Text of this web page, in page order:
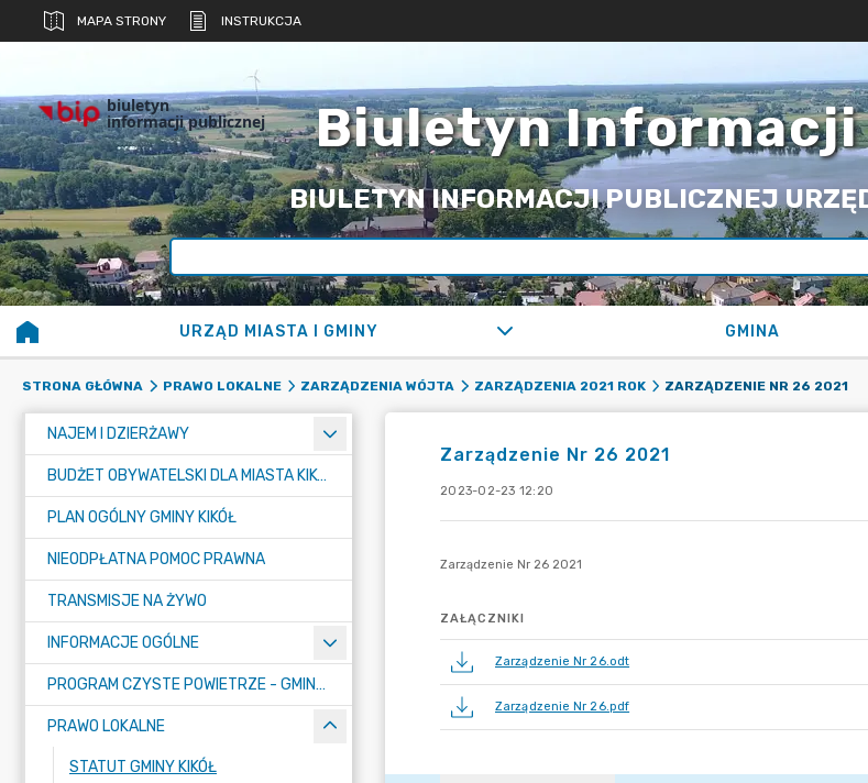
MAPA STRONY INSTRUKCJA
biuletyn
informacji publicznej Biuletyn Informacji
BIULETYN INFORMACJI PUBLICZNEJ
URZĄD MIASTA I GMINY GMINA
STRONA GŁÓWNA PRAWO LOKALNE ZARZĄDZENIA WÓJTA ZARZĄDZENIA 2021 ROK ZARZĄDZENIE NR 26 2021
NAJEM I DZIERŻAWY
BUDŻET OBYWATELSKI DLA MIASTA KIKÓŁ
PLAN OGÓLNY GMINY KIKÓŁ
NIEODPŁATNA POMOC PRAWNA
TRANSMISJE NA ŻYWO
INFORMACJE OGÓLNE
PROGRAM CZYSTE POWIETRZE - GMINA KIKÓŁ
PRAWO LOKALNE
STATUT GMINY KIKÓŁ
Zarządzenie Nr 26 2021
2023-02-23 12:20
ZAŁĄCZNIKI
Zarządzenie Nr 26.odt
Zarządzenie Nr 26.pdf